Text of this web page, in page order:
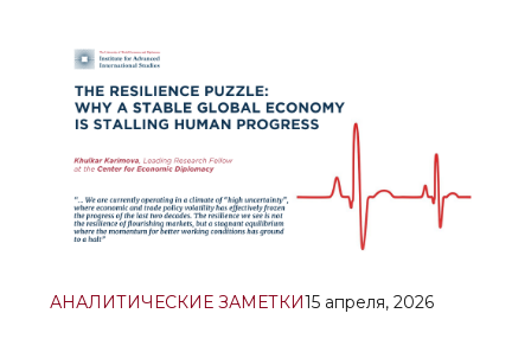
– представляют собой полезный опыт для стран,
сталкивающихся с серьезн
АНАЛИТИЧЕСКИЕ ЗАМЕТКИ15 апреля, 2026